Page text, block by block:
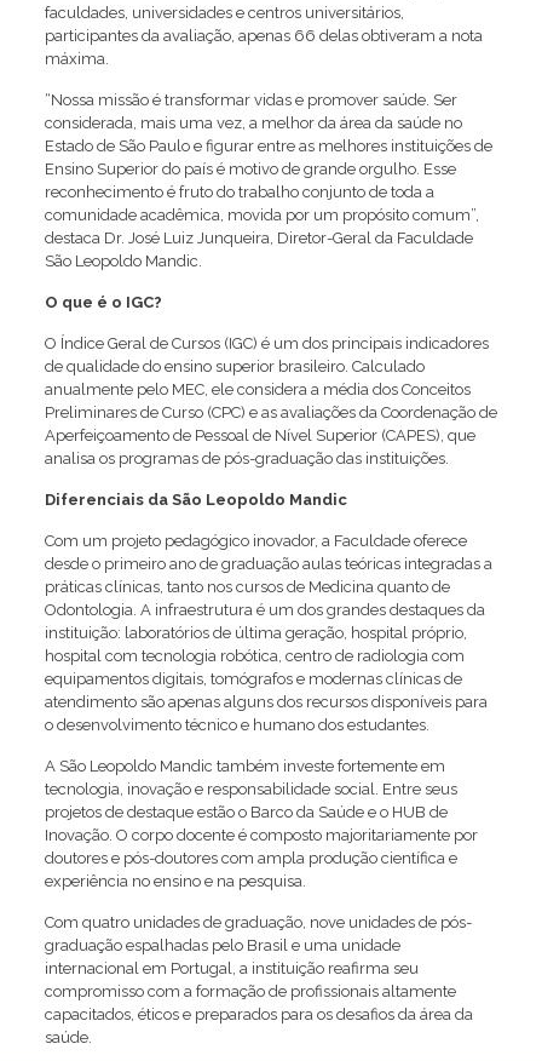
faculdades, universidades e centros universitários,
participantes da avaliação, apenas 66 delas obtiveram a nota
máxima.
“Nossa missão é transformar vidas e promover saúde. Ser
considerada, mais uma vez, a melhor da área da saúde no
Estado de São Paulo e figurar entre as melhores instituições de
Ensino Superior do país é motivo de grande orgulho. Esse
reconhecimento é fruto do trabalho conjunto de toda a
comunidade acadêmica, movida por um propósito comum”,
destaca Dr. José Luiz Junqueira, Diretor-Geral da Faculdade
São Leopoldo Mandic.
O que é o IGC?
O Índice Geral de Cursos (IGC) é um dos principais indicadores
de qualidade do ensino superior brasileiro. Calculado
anualmente pelo MEC, ele considera a média dos Conceitos
Preliminares de Curso (CPC) e as avaliações da Coordenação de
Aperfeiçoamento de Pessoal de Nível Superior (CAPES), que
analisa os programas de pós-graduação das instituições.
Diferenciais da São Leopoldo Mandic
Com um projeto pedagógico inovador, a Faculdade oferece
desde o primeiro ano de graduação aulas teóricas integradas a
práticas clínicas, tanto nos cursos de Medicina quanto de
Odontologia. A infraestrutura é um dos grandes destaques da
instituição: laboratórios de última geração, hospital próprio,
hospital com tecnologia robótica, centro de radiologia com
equipamentos digitais, tomógrafos e modernas clínicas de
atendimento são apenas alguns dos recursos disponíveis para
o desenvolvimento técnico e humano dos estudantes.
A São Leopoldo Mandic também investe fortemente em
tecnologia, inovação e responsabilidade social. Entre seus
projetos de destaque estão o Barco da Saúde e o HUB de
Inovação. O corpo docente é composto majoritariamente por
doutores e pós-doutores com ampla produção científica e
experiência no ensino e na pesquisa.
Com quatro unidades de graduação, nove unidades de pós-
graduação espalhadas pelo Brasil e uma unidade
internacional em Portugal, a instituição reafirma seu
compromisso com a formação de profissionais altamente
capacitados, éticos e preparados para os desafios da área da
saúde.